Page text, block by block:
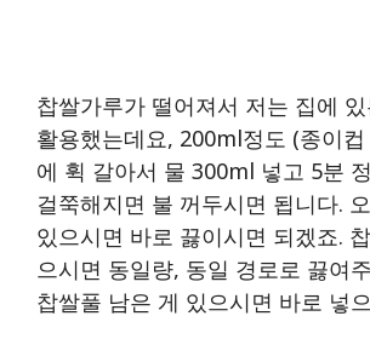
찹쌀가루가 떨어져서 저는 집에
활용했는데요, 200ml정도 (종이컵
에 휙 갈아서 물 300ml 넣고 5분
걸쭉해지면 불 꺼두시면 됩니다.
있으시면 바로 끓이시면 되겠죠.
으시면 동일량, 동일 경로로 끓여
찹쌀풀 남은 게 있으시면 바로 넣